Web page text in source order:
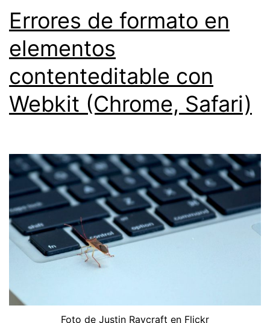
Errores de formato en
elementos
contenteditable con
Webkit (Chrome, Safari)
Foto de Justin Raycraft en Flickr